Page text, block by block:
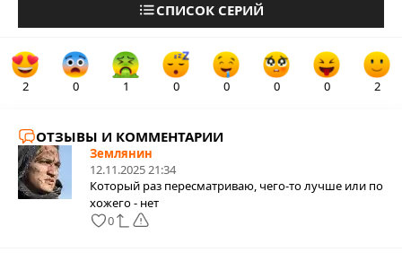
СПИСОК СЕРИЙ
2 0 1 0 0 0 0 2
ОТЗЫВЫ И КОММЕНТАРИИ
Землянин
12.11.2025 21:34
Который раз пересматриваю, чего-то лучше или по
хожего - нет
0